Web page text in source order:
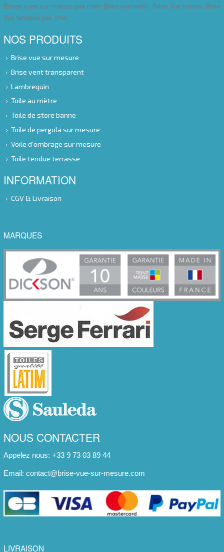
Brises vues sur mesure pas cher: Brise-vue jardin, Brise Vue balcon, Brise
Vue terrasse pas cher
NOS PRODUITS
Brise vue sur mesure
Brise vent transparent
Lambrequin
Toile au mètre
Toile de store banne
Toile de pergola sur mesure
Voile d'ombrage sur mesure
Toile tendue terrasse
INFORMATION
CGV & Livraison
MARQUES
NOUS CONTACTER
Appelez nous: +33 9 73 03 89 44
Email: contact@brise-vue-sur-mesure.com
LIVRAISON